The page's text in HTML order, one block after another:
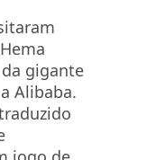
gigante
Alibaba.